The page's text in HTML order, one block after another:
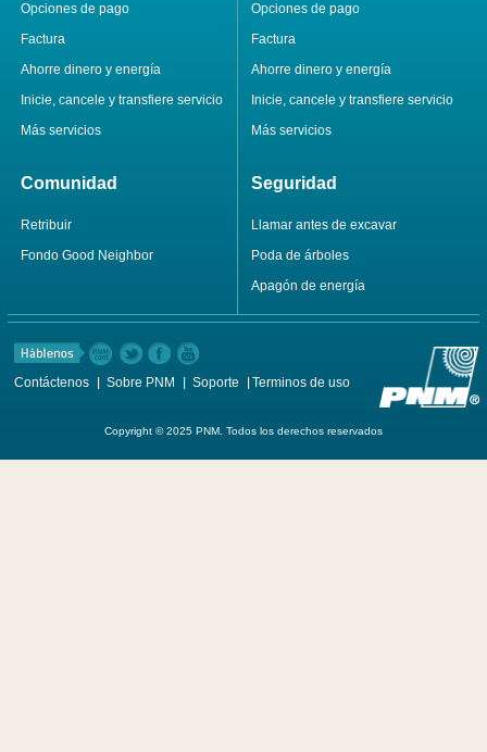
Opciones de pago
Factura
Ahorre dinero y energía
Inicie, cancele y transfiere servicio
Más servicios
Opciones de pago
Factura
Ahorre dinero y energía
Inicie, cancele y transfiere servicio
Más servicios
Comunidad
Retribuir
Fondo Good Neighbor
Seguridad
Llamar antes de excavar
Poda de árboles
Apagón de energía
Contáctenos Sobre PNM Soporte Terminos de uso
Copyright © 2025 PNM. Todos los derechos reservados